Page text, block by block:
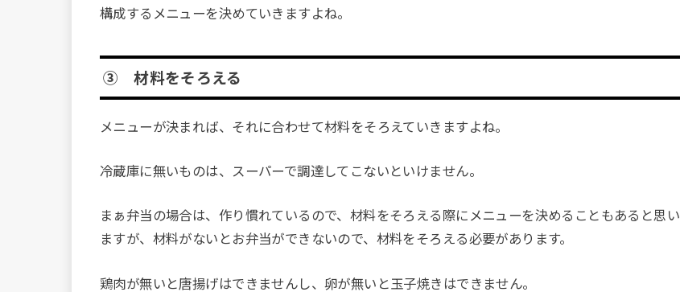
構成するメニューを決めていきますよね。
③ 材料をそろえる
メニューが決まれば、それに合わせて材料をそろえていきますよね。
冷蔵庫に無いものは、スーパーで調達してこないといけません。
まぁ弁当の場合は、作り慣れているので、材料をそろえる際にメニューを決めることもあると思い
ますが、材料がないとお弁当ができないので、材料をそろえる必要があります。
鶏肉が無いと唐揚げはできませんし、卵が無いと玉子焼きはできません。